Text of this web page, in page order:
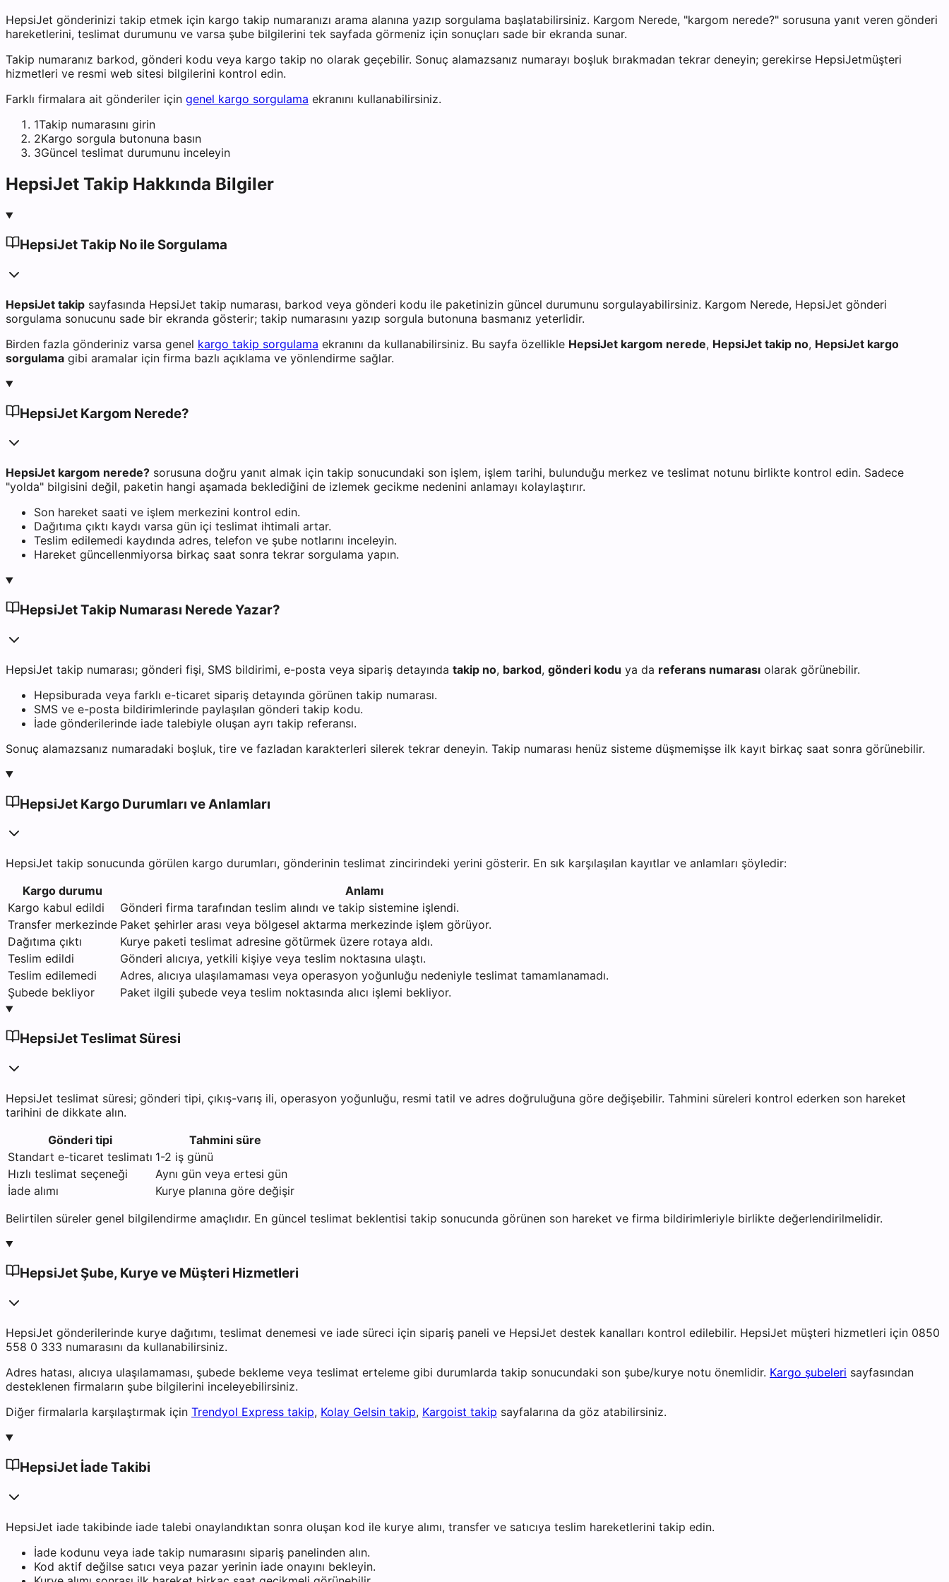
HepsiJet gönderinizi takip etmek için kargo takip numaranızı arama alanına yazıp sorgulama başlatabilirsiniz. Kargom Nerede, "kargom nerede?" sorusuna yanıt veren gönderi
hareketlerini, teslimat durumunu ve varsa şube bilgilerini tek sayfada görmeniz için sonuçları sade bir ekranda sunar.
Takip numaranız barkod, gönderi kodu veya kargo takip no olarak geçebilir. Sonuç alamazsanız numarayı boşluk bırakmadan tekrar deneyin; gerekirse HepsiJetmüşteri
hizmetleri ve resmi web sitesi bilgilerini kontrol edin.
Farklı firmalara ait gönderiler için genel kargo sorgulama ekranını kullanabilirsiniz.
1Takip numarasını girin
2Kargo sorgula butonuna basın
3Güncel teslimat durumunu inceleyin
HepsiJet Takip Hakkında Bilgiler
HepsiJet Takip No ile Sorgulama
HepsiJet takip sayfasında HepsiJet takip numarası, barkod veya gönderi kodu ile paketinizin güncel durumunu sorgulayabilirsiniz. Kargom Nerede, HepsiJet gönderi
sorgulama sonucunu sade bir ekranda gösterir; takip numarasını yazıp sorgula butonuna basmanız yeterlidir.
Birden fazla gönderiniz varsa genel kargo takip sorgulama ekranını da kullanabilirsiniz. Bu sayfa özellikle HepsiJet kargom nerede, HepsiJet takip no, HepsiJet kargo
sorgulama gibi aramalar için firma bazlı açıklama ve yönlendirme sağlar.
HepsiJet Kargom Nerede?
HepsiJet kargom nerede? sorusuna doğru yanıt almak için takip sonucundaki son işlem, işlem tarihi, bulunduğu merkez ve teslimat notunu birlikte kontrol edin. Sadece
"yolda" bilgisini değil, paketin hangi aşamada beklediğini de izlemek gecikme nedenini anlamayı kolaylaştırır.
Son hareket saati ve işlem merkezini kontrol edin.
Dağıtıma çıktı kaydı varsa gün içi teslimat ihtimali artar.
Teslim edilemedi kaydında adres, telefon ve şube notlarını inceleyin.
Hareket güncellenmiyorsa birkaç saat sonra tekrar sorgulama yapın.
HepsiJet Takip Numarası Nerede Yazar?
HepsiJet takip numarası; gönderi fişi, SMS bildirimi, e-posta veya sipariş detayında takip no, barkod, gönderi kodu ya da referans numarası olarak görünebilir.
Hepsiburada veya farklı e-ticaret sipariş detayında görünen takip numarası.
SMS ve e-posta bildirimlerinde paylaşılan gönderi takip kodu.
İade gönderilerinde iade talebiyle oluşan ayrı takip referansı.
Sonuç alamazsanız numaradaki boşluk, tire ve fazladan karakterleri silerek tekrar deneyin. Takip numarası henüz sisteme düşmemişse ilk kayıt birkaç saat sonra görünebilir.
HepsiJet Kargo Durumları ve Anlamları
HepsiJet takip sonucunda görülen kargo durumları, gönderinin teslimat zincirindeki yerini gösterir. En sık karşılaşılan kayıtlar ve anlamları şöyledir:
Kargo durumu
Anlamı
Kargo kabul edildi
Gönderi firma tarafından teslim alındı ve takip sistemine işlendi.
Transfer merkezinde Paket şehirler arası veya bölgesel aktarma merkezinde işlem görüyor.
Dağıtıma çıktı
Kurye paketi teslimat adresine götürmek üzere rotaya aldı.
Teslim edildi
Gönderi alıcıya, yetkili kişiye veya teslim noktasına ulaştı.
Teslim edilemedi
Adres, alıcıya ulaşılamaması veya operasyon yoğunluğu nedeniyle teslimat tamamlanamadı.
Şubede bekliyor
Paket ilgili şubede veya teslim noktasında alıcı işlemi bekliyor.
HepsiJet Teslimat Süresi
HepsiJet teslimat süresi; gönderi tipi, çıkış-varış ili, operasyon yoğunluğu, resmi tatil ve adres doğruluğuna göre değişebilir. Tahmini süreleri kontrol ederken son hareket
tarihini de dikkate alın.
Gönderi tipi
Tahmini süre
Standart e-ticaret teslimatı 1-2 iş günü
Hızlı teslimat seçeneği
Aynı gün veya ertesi gün
İade alımı
Kurye planına göre değişir
Belirtilen süreler genel bilgilendirme amaçlıdır. En güncel teslimat beklentisi takip sonucunda görünen son hareket ve firma bildirimleriyle birlikte değerlendirilmelidir.
HepsiJet Şube, Kurye ve Müşteri Hizmetleri
HepsiJet gönderilerinde kurye dağıtımı, teslimat denemesi ve iade süreci için sipariş paneli ve HepsiJet destek kanalları kontrol edilebilir. HepsiJet müşteri hizmetleri için 0850
558 0 333 numarasını da kullanabilirsiniz.
Adres hatası, alıcıya ulaşılamaması, şubede bekleme veya teslimat erteleme gibi durumlarda takip sonucundaki son şube/kurye notu önemlidir. Kargo şubeleri sayfasından
desteklenen firmaların şube bilgilerini inceleyebilirsiniz.
Diğer firmalarla karşılaştırmak için Trendyol Express takip, Kolay Gelsin takip, Kargoist takip sayfalarına da göz atabilirsiniz.
HepsiJet İade Takibi
HepsiJet iade takibinde iade talebi onaylandıktan sonra oluşan kod ile kurye alımı, transfer ve satıcıya teslim hareketlerini takip edin.
İade kodunu veya iade takip numarasını sipariş panelinden alın.
Kod aktif değilse satıcı veya pazar yerinin iade onayını bekleyin.